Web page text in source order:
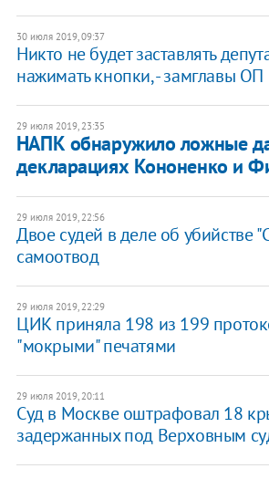
30 июля 2019, 09:37
Никто не будет заставлять
нажимать кнопки, - замглавы ОП
29 июля 2019, 23:35
НАПК обнаружило ложные
декларациях Кононенко и
29 июля 2019, 22:56
Двое судей в деле об убийстве
самоотвод
29 июля 2019, 22:29
ЦИК приняла 198 из 199
"мокрыми" печатями
29 июля 2019, 20:11
Суд в Москве оштрафовал 18
задержанных под Верховным